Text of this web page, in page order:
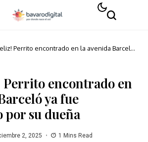
Perrito encontrado en la avenida Barceló
Perrito encontrado en
ya fue
por su dueña
2, 2025 1 Mins Read